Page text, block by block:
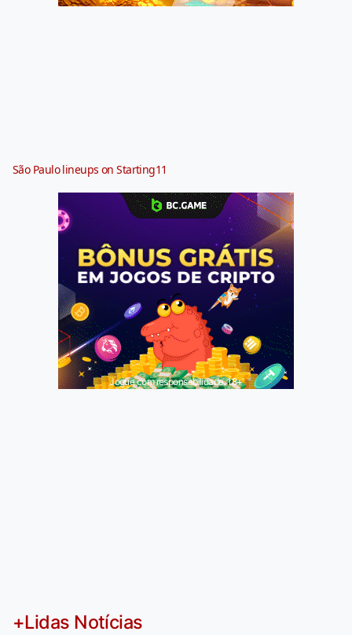
São Paulo lineups on Starting11
Jogue com responsabilidade. 18+
+Lidas Notícias